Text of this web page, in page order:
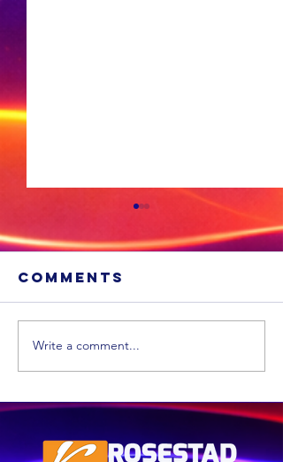
'n Suid-
Afrikaanse
mediese
geskiedenis
Comments
Write a comment...